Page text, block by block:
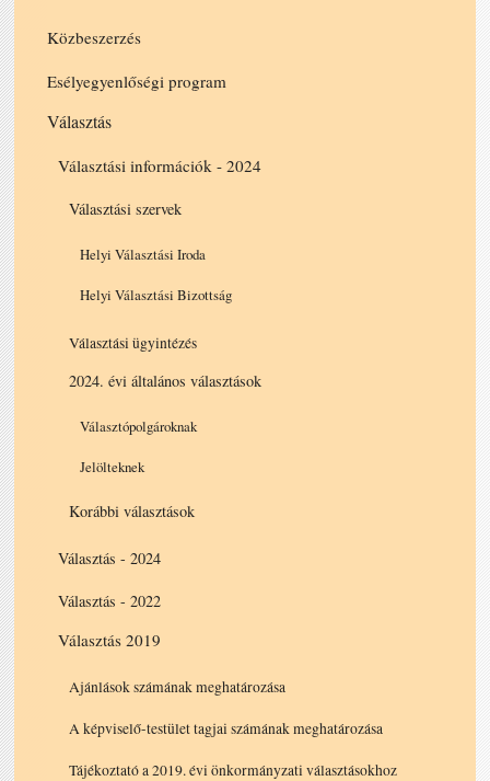
Közbeszerzés
Esélyegyenlőségi program
Választás
Választási információk - 2024
Választási szervek
Helyi Választási Iroda
Helyi Választási Bizottság
Választási ügyintézés
2024. évi általános választások
Választópolgároknak
Jelölteknek
Korábbi választások
Választás - 2024
Választás - 2022
Választás 2019
Ajánlások számának meghatározása
A képviselő-testület tagjai számának meghatározása
Tájékoztató a 2019. évi önkormányzati választásokhoz